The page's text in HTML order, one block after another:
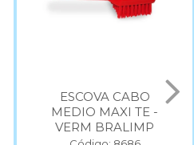
ESCOVA CABO
MEDIO MAXI TE -
VERM BRALIMP